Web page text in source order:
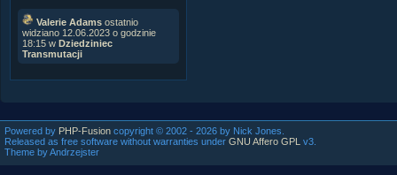
Valerie Adams ostatnio
widziano 12.06.2023 o godzinie
18:15 w Dziedziniec
Transmutacji
Powered by PHP-Fusion copyright © 2002 - 2026 by Nick Jones.
Released as free software without warranties under GNU Affero GPL
v3.
Theme by Andrzejster